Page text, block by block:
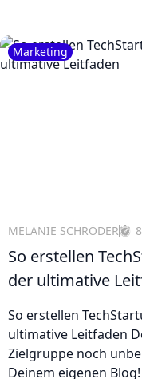
Marketing
MELANIE SCHRÖDER
So erstellen
der ultimative
So erstellen
ultimative Leitfaden
Zielgruppe noch
Deinem eigenen